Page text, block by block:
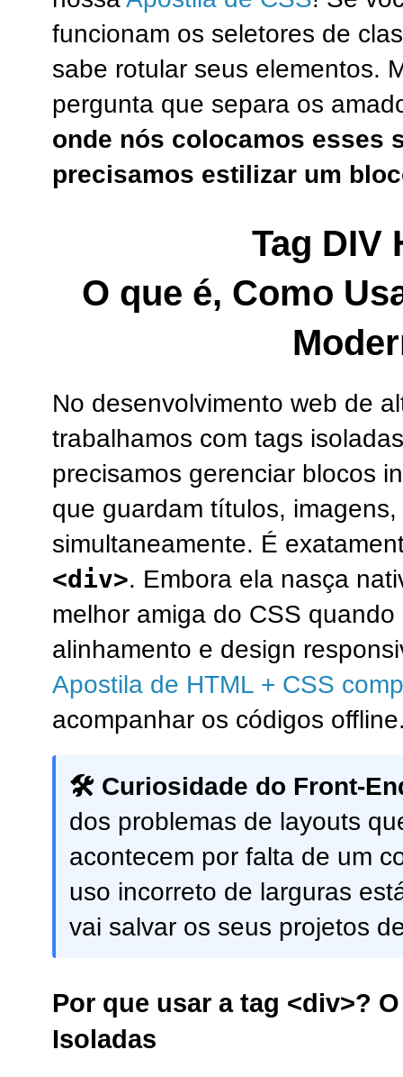
funcionam os seletores de
sabe rotular seus elementos.
pergunta que separa os
onde nós colocamos esses
precisamos estilizar um
Tag DIV
O que é, Como
No desenvolvimento web de
trabalhamos com tags
precisamos gerenciar blocos
que guardam títulos,
simultaneamente. É
<div>. Embora ela nasça
melhor amiga do CSS
alinhamento e design
Apostila de HTML + CSS
acompanhar os códigos
🛠️ Curiosidade do Front-
dos problemas de layouts
acontecem por falta de um
uso incorreto de larguras
vai salvar os seus projetos
Por que usar a tag <div>?
Isoladas